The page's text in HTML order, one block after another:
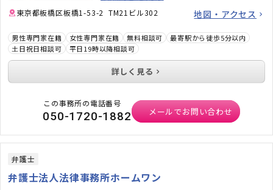
東京都板橋区板橋1-53-2 TM21ビル302 地図・アクセス
男性専門家在籍 女性専門家在籍 無料相談可
最寄駅から徒歩5分以内
土日祝日相談可
平日19時以降相談可
詳しく見る
この事務所の電話番号
050-1720-1882 メールでお問い合わせ
弁護士
弁護士法人法律事務所ホームワン